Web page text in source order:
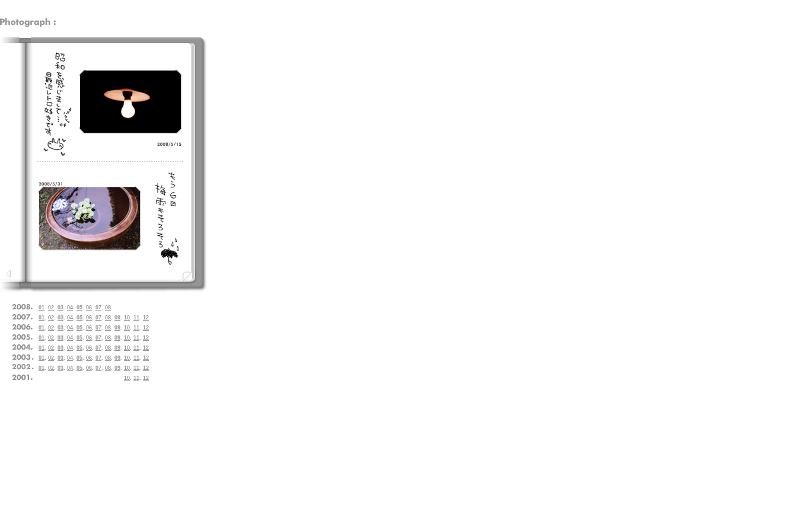
01. 02. 03. 04. 05. 06. 07. 08
01. 02. 03. 04. 05. 06. 07. 08. 09. 10. 11. 12
01. 02. 03. 04. 05. 06. 07. 08. 09. 10. 11. 12
01. 02. 03. 04. 05. 06. 07. 08. 09. 10. 11. 12
01. 02. 03. 04. 05. 06. 07. 08. 09. 10. 11. 12
01. 02. 03. 04. 05. 06. 07. 08. 09. 10. 11. 12
01. 02. 03. 04. 05. 06. 07. 08. 09. 10. 11. 12
10. 11. 12